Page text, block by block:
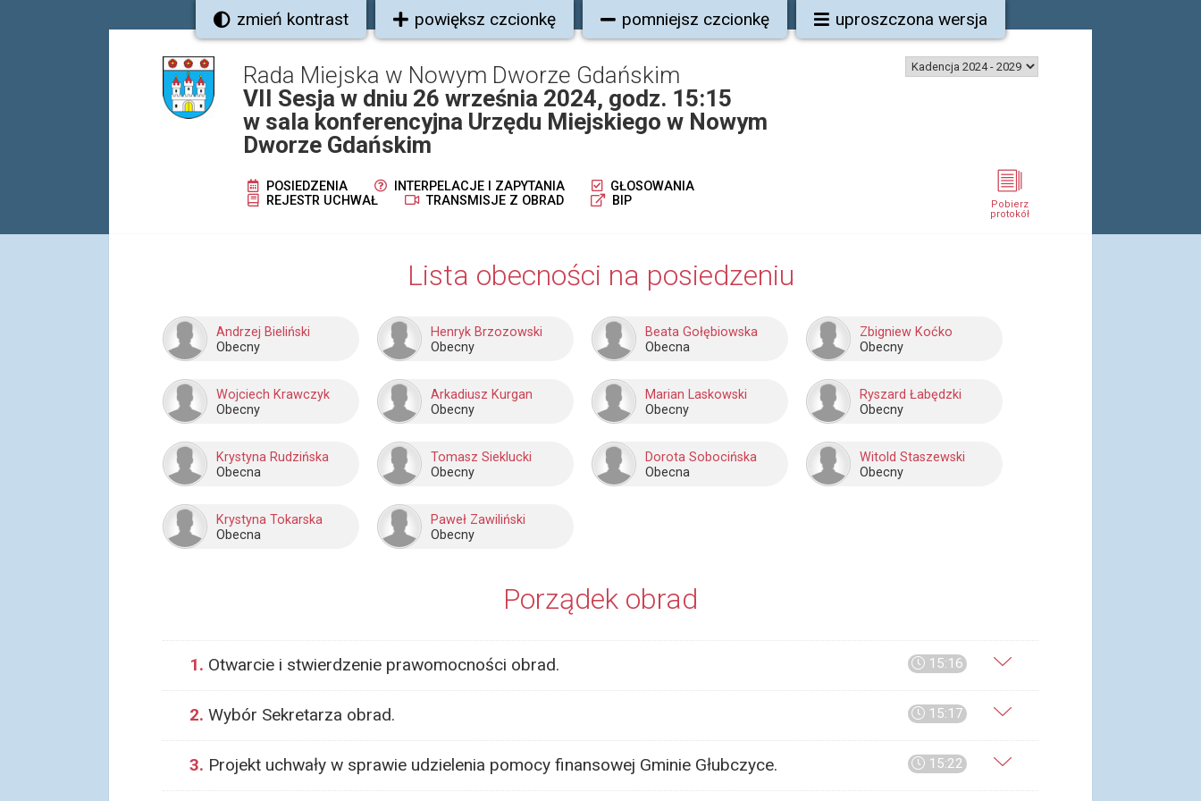
zmień kontrast powiększ czcionkę pomniejsz czcionkę uproszczona wersja
Rada Miejska w Nowym Dworze Gdańskim
VII Sesja w dniu 26 września 2024, godz. 15:15
w sala konferencyjna Urzędu Miejskiego w Nowym
Dworze Gdańskim
Pobierz
protokół
POSIEDZENIA INTERPELACJE I ZAPYTANIA
GŁOSOWANIA
REJESTR UCHWAŁ
TRANSMISJE Z OBRAD BIP
Lista obecności na posiedzeniu
Andrzej Bieliński
Obecny
Henryk Brzozowski
Obecny
Beata Gołębiowska
Obecna
Zbigniew Koćko
Obecny
Wojciech Krawczyk
Obecny
Arkadiusz Kurgan
Obecny
Marian Laskowski
Obecny
Ryszard Łabędzki
Obecny
Krystyna Rudzińska
Obecna
Tomasz Sieklucki
Obecny
Dorota Sobocińska
Obecna
Witold Staszewski
Obecny
Krystyna Tokarska
Obecna
Paweł Zawiliński
Obecny
Porządek obrad
15:16
1. Otwarcie i stwierdzenie prawomocności obrad.
15:17
2. Wybór Sekretarza obrad.
15:22
3. Projekt uchwały w sprawie udzielenia pomocy finansowej Gminie Głubczyce.